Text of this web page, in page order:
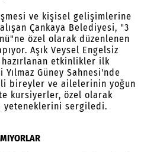
ve kişisel gelişimlerine
Çankaya Belediyesi, "3
özel olarak düzenlenen
Aşık Veysel Engelsiz
hazırlanan etkinlikler ilk
Güney Sahnesi'nde
bireyler ve ailelerinin yoğun
kursiyerler, özel olarak
yeteneklerini sergiledi.